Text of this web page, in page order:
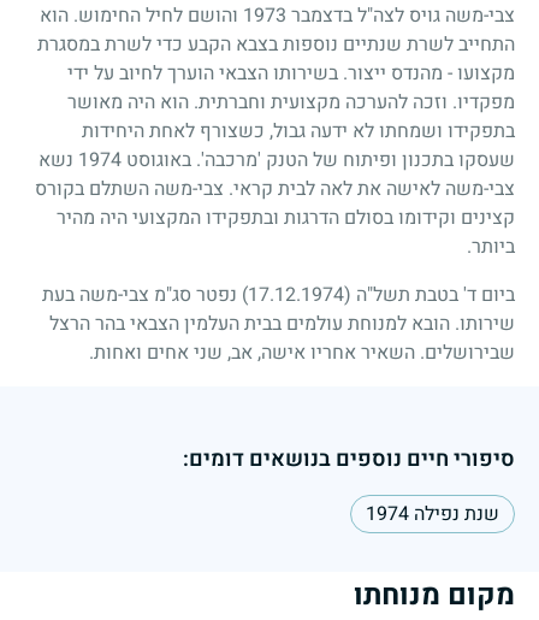
צבי-משה גויס לצה"ל בדצמבר 1973 והושם לחיל החימוש. הוא
התחייב לשרת שנתיים נוספות בצבא הקבע כדי לשרת במסגרת
מקצועו - מהנדס ייצור. בשירותו הצבאי הוערך לחיוב על ידי
מפקדיו. וזכה להערכה מקצועית וחברתית. הוא היה מאושר
בתפקידו ושמחתו לא ידעה גבול, כשצורף לאחת היחידות
שעסקו בתכנון ופיתוח של הטנק 'מרכבה'. באוגוסט 1974 נשא
צבי-משה לאישה את לאה לבית קראי. צבי-משה השתלם בקורס
קצינים וקידומו בסולם הדרגות ובתפקידו המקצועי היה מהיר
ביותר.
ביום ד' בטבת תשל"ה (17.12.1974)
נפטר סג"מ צבי-משה בעת
שירותו. הובא למנוחת עולמים בבית העלמין הצבאי בהר הרצל
שבירושלים. השאיר אחריו אישה, אב, שני אחים ואחות.
סיפורי חיים נוספים בנושאים דומים:
שנת נפילה 1974
מקום מנוחתו